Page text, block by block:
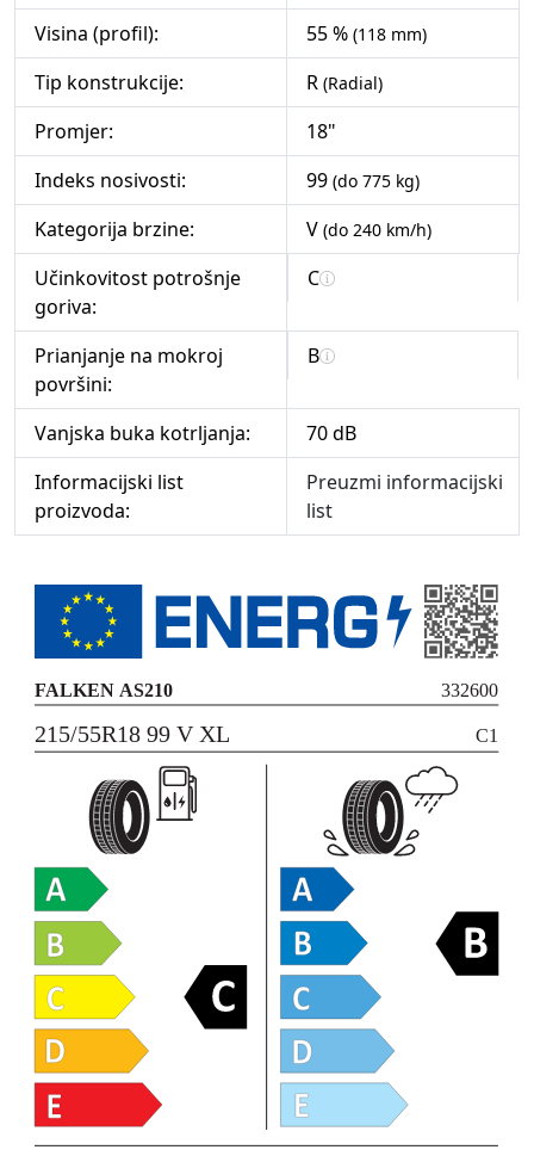
Visina (profil):
55 % (118 mm)
Tip konstrukcije: R (Radial)
Promjer:
18"
Indeks nosivosti:
99 (do 775 kg)
Kategorija brzine: V (do 240 km/h)
Učinkovitost potrošnje
goriva:
C
Prianjanje na mokroj
površini:
B
Vanjska buka kotrljanja:
70 dB
Informacijski list
proizvoda:
Preuzmi informacijski
list